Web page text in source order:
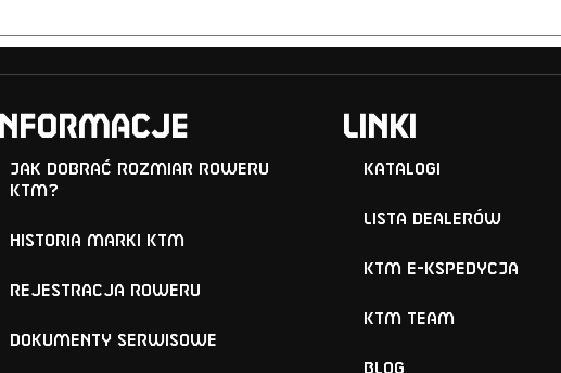
Informacje
Jak dobrać rozmiar roweru
KTM?
Historia marki KTM
Rejestracja roweru
Dokumenty serwisowe
Linki
Katalogi
Lista Dealerów
KTM e-KSPEDYCJA
KTM TEAM
BLOG